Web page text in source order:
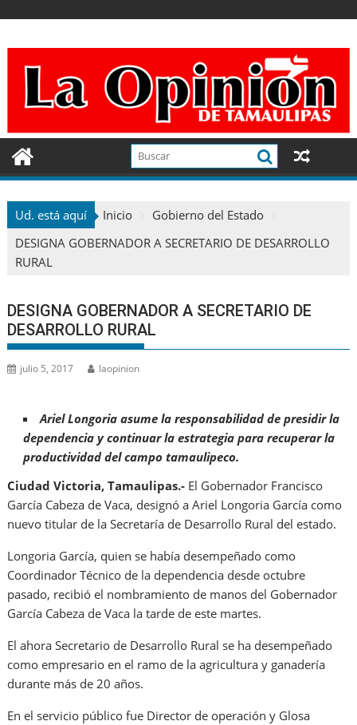
contenido
Ud. está aquí Inicio
Gobierno del Estado
DESIGNA GOBERNADOR A SECRETARIO DE DESARROLLO
RURAL
DESIGNA GOBERNADOR A SECRETARIO DE
DESARROLLO RURAL
julio 5, 2017 laopinion
Ariel Longoria asume la responsabilidad de presidir la
dependencia y continuar la estrategia para recuperar la
productividad del campo tamaulipeco.
Ciudad Victoria, Tamaulipas.- El Gobernador Francisco
García Cabeza de Vaca, designó a Ariel Longoria García como
nuevo titular de la Secretaría de Desarrollo Rural del estado.
Longoria García, quien se había desempeñado como
Coordinador Técnico de la dependencia desde octubre
pasado, recibió el nombramiento de manos del Gobernador
García Cabeza de Vaca la tarde de este martes.
El ahora Secretario de Desarrollo Rural se ha desempeñado
como empresario en el ramo de la agricultura y ganadería
durante más de 20 años.
En el servicio público fue Director de operación y Glosa